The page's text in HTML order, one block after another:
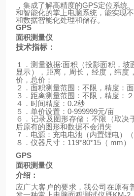
，集成了解高精度的GPS定位系统
和智能化的掌上电脑系统，能实现
和数据智能化处理和储存。
GPS
面积测量仪
技术指标：
１．测量数据:面积（投影面积，坡
显示），距离，周长，经度，纬度
价，总价；
２．面积测量范围：不限，精度：
３．距离测量范围：不限，精度：
４．时间精度： 0.2秒
５．单价设置： 0-999999元/亩
６．记录及图形存储：不限（取决
后原有的图形和数据不会消失
７．电源：充电电池（内置锂电）
（
８．仪器尺寸： 119*80*15 （ mm）
GPS
面积测量仪
介绍：
应广大客户的要求，我公司在原有